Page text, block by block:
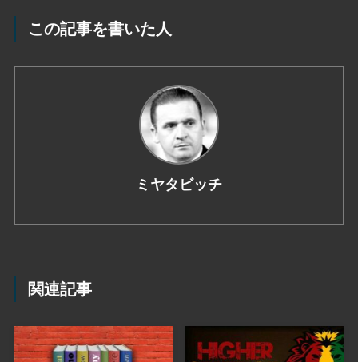
この記事を書いた人
ミヤタビッチ
関連記事